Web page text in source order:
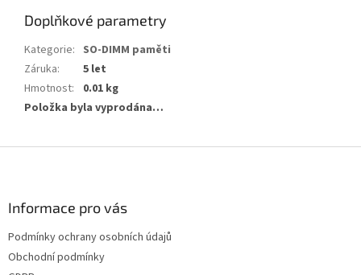
Doplňkové parametry
Kategorie: SO-DIMM paměti
Záruka:
5 let
Hmotnost:
0.01 kg
Položka byla vyprodána…
Informace pro vás
Podmínky ochrany osobních údajů
Obchodní podmínky